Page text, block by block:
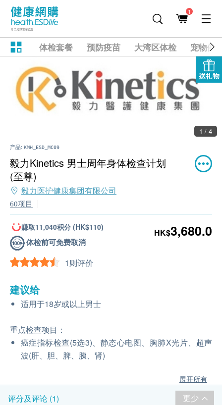
1
体检套餐 预防疫苗 大湾区体检 宠物健
送礼物
2 / 4
产品: KMH_ESD_MC09
毅力Kinetics 男士周年身体检查计划
(至尊)
毅力医护健康集团有限公司
60项目
赚取11,040积分 (HK$110)
体检前可免费取消
1则评价
HK$3,680.0
建议给
适用于18岁或以上男士
重点检查项目：
癌症指标检查(5选3)、静态心电图、胸肺X光片、超声
波(肝、胆、脾、胰、肾)
展开所有
评分及评论 (1) 更少